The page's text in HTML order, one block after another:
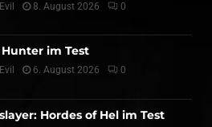
8. August 2026 0
im Test
6. August 2026 0
Hordes of Hel im Test